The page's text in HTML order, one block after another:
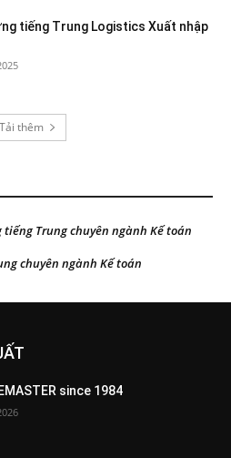
tiếng Trung Logistics Xuất nhập
Tải thêm
tiếng Trung chuyên ngành Kế toán
chuyên ngành Kế toán
since 1984